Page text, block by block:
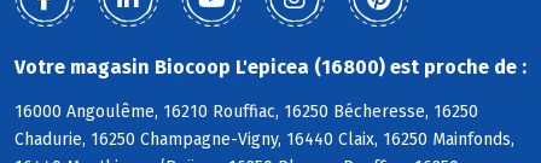
Votre magasin Biocoop L'epicea (16800) est proche de :
16000 Angoulême, 16210 Rouffiac, 16250 Bécheresse, 16250
Chadurie, 16250 Champagne-Vigny, 16440 Claix, 16250 Mainfonds,